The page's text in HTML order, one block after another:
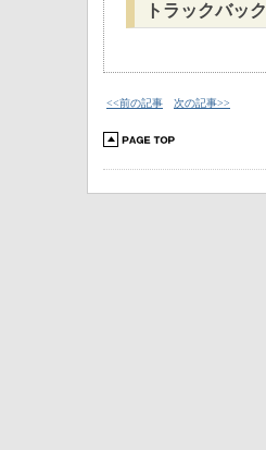
トラックバック
<<前の記事 次の記事>>